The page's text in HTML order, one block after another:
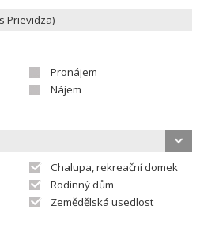
Pronájem
Nájem
Chalupa, rekreační domek
Rodinný dům
Zemědělská usedlost